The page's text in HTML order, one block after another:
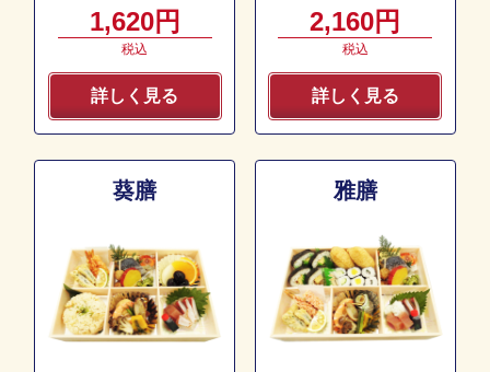
1,620円
税込
詳しく見る
2,160円
税込
詳しく見る
葵膳 雅膳